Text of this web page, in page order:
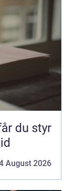
du styr
August 2026